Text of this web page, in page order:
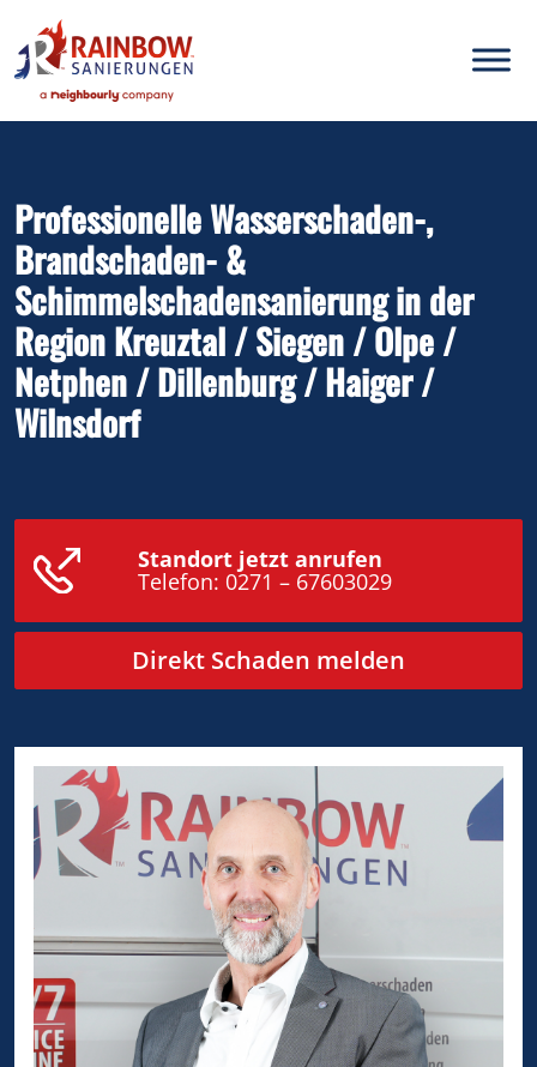
springen
Professionelle Wasserschaden-,
Brandschaden- &
Schimmelschadensanierung in der
Region Kreuztal / Siegen / Olpe /
Netphen / Dillenburg / Haiger /
Wilnsdorf
Standort jetzt anrufen
Telefon: 0271 – 67603029
Direkt Schaden melden